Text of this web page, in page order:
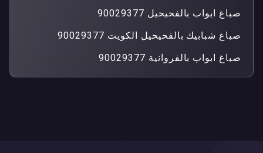
صباغ ابواب بالفحيحيل 90029377
صباغ شبابيك بالفحيحيل الكويت 90029377
صباغ ابواب بالفروانية 90029377